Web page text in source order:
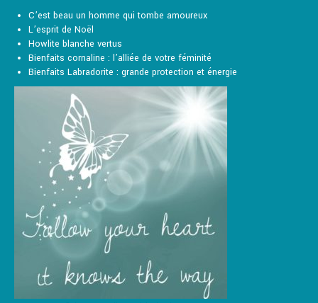
C’est beau un homme qui tombe amoureux
L’esprit de Noël
Howlite blanche vertus
Bienfaits cornaline : l’alliée de votre féminité
Bienfaits Labradorite : grande protection et énergie